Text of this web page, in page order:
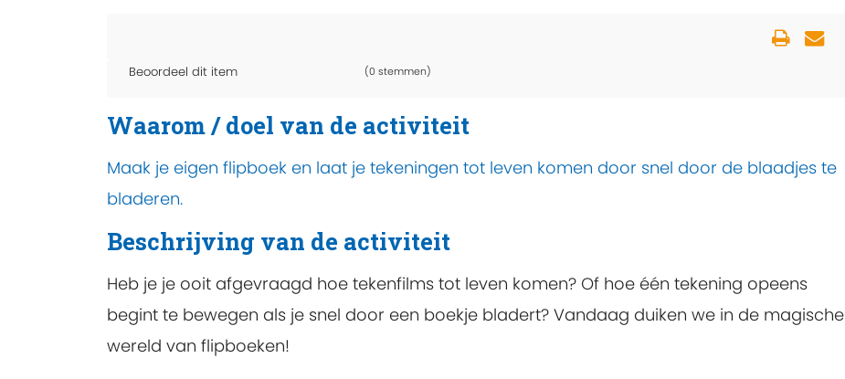
Beoordeel dit item (0 stemmen)
Waarom / doel van de activiteit
Maak je eigen flipboek en laat je tekeningen tot leven komen door snel door de blaadjes te
bladeren.
Beschrijving van de activiteit
Heb je je ooit afgevraagd hoe tekenfilms tot leven komen? Of hoe één tekening opeens
begint te bewegen als je snel door een boekje bladert? Vandaag duiken we in de magische
wereld van flipboeken!